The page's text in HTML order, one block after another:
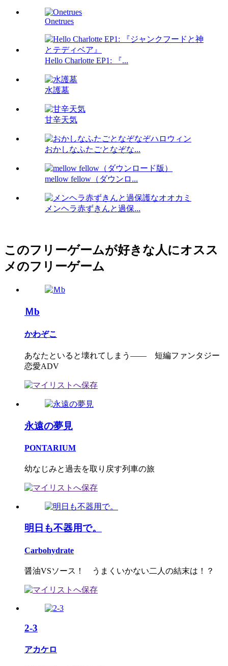
Onetrues
Hello Charlotte EP1: 『...
水護墓
甘辛天気
おかしなふたごとなぞな...
mellow fellow（ダウンロ...
メンヘラ赤ずきんと過保...
このフリーゲームが好きな人にオスス
メのフリーゲーム
Ｍb
かわぞこ
あなたといると壊れてしまう―― 短編ファンタジー
恋愛ADV
永遠の夢見
PONTARIUM
幼なじみと過去を取り戻す列車の旅
明日も不器用で。
Carbohydrate
醤油VSソース！ うまくいかない二人の結末は！？
2-3
アカケロ